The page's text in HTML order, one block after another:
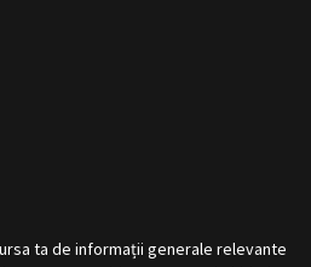
ta de informații generale relevante